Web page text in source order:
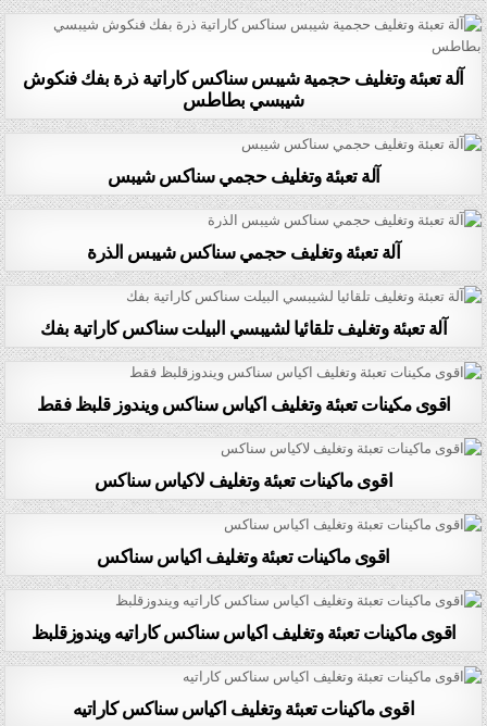
آلة تعبئة وتغليف حجمية شيبس سناكس كاراتية ذرة بفك فنكوش
شيبسي بطاطس
آلة تعبئة وتغليف حجمي سناكس شيبس
آلة تعبئة وتغليف حجمي سناكس شيبس الذرة
آلة تعبئة وتغليف تلقائيا لشيبسي البيلت سناكس كاراتية بفك
اقوى مكينات تعبئة وتغليف اكياس سناكس ويندوز قلبظ فقط
اقوى ماكينات تعبئة وتغليف لاكياس سناكس
اقوى ماكينات تعبئة وتغليف اكياس سناكس
اقوى ماكينات تعبئة وتغليف اكياس سناكس كاراتيه ويندوزقلبظ
اقوى ماكينات تعبئة وتغليف اكياس سناكس كاراتيه